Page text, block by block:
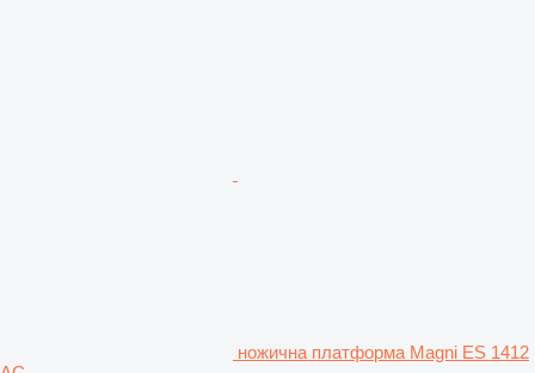
ножична платформа Magni ES 1412